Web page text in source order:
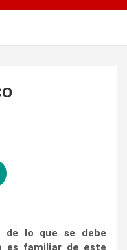
de lo que se debe
es familiar de este